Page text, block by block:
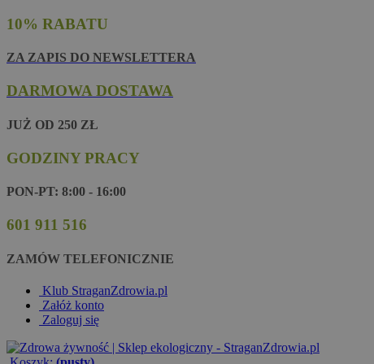
10% RABATU
ZA ZAPIS DO NEWSLETTERA
DARMOWA DOSTAWA
JUŻ OD 250 ZŁ
GODZINY PRACY
PON-PT: 8:00 - 16:00
601 911 516
ZAMÓW TELEFONICZNIE
Klub StraganZdrowia.pl
Załóż konto
Zaloguj się